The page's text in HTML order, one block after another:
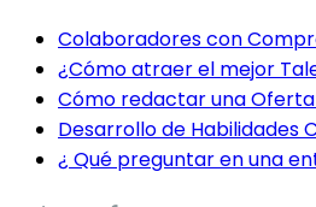
Colaboradores con
¿Cómo atraer el mejor
Cómo redactar una
Desarrollo de Habilidades
¿ Qué preguntar en una